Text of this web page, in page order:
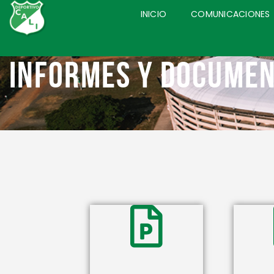
INICIO COMUNICACIONES
Informes y